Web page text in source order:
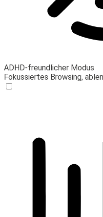
ADHD-freundlicher Modus
Fokussiertes Browsing,